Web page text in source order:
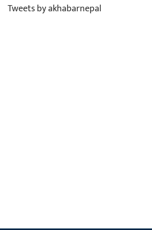
Tweets by akhabarnepal